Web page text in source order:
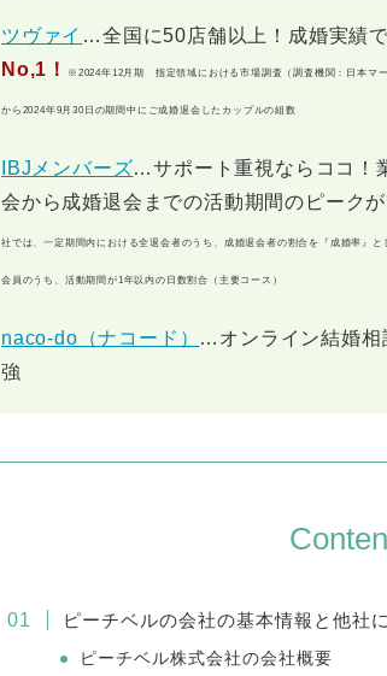
ツヴァイ …全国に50店舗以上！成婚実績
No,1！
※2024年12月期 指定領域における市場調査（調査機関：日本マ
から2024年9月30日の期間中にご成婚退会したカップルの組数
IBJメンバーズ…サポート重視ならココ！
会から成婚退会までの活動期間のピーク
社では、一定期間内における全退会者のうち、成婚退会者の割合を『成婚率』と
会員のうち、活動期間が1年以内の日数割合（主要コース）
naco-do（ナコード） …オンライン結婚相
強
ピーチベルの会社の基本情報と他社
ピーチベル株式会社の会社概要